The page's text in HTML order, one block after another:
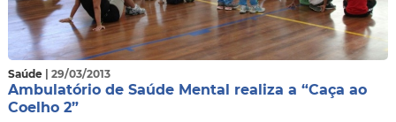
Saúde | 29/03/2013
Ambulatório de Saúde Mental realiza a “Caça ao
Coelho 2”